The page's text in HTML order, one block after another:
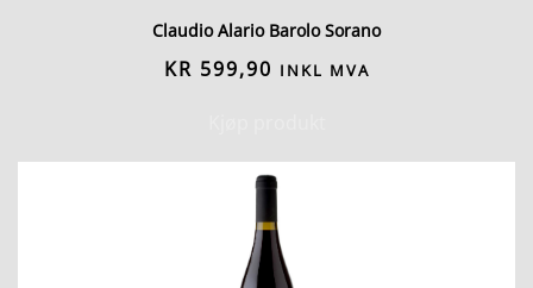
Claudio Alario Barolo Sorano
KR 599,90 INKL MVA